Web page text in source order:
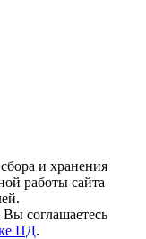
и хранения
работы сайта
соглашаетесь
ПД.